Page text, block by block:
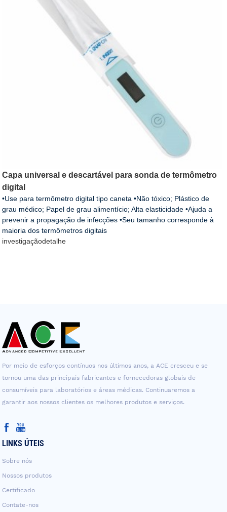
Capa universal e descartável para sonda de termômetro
digital
•Use para termômetro digital tipo caneta •Não tóxico; Plástico de
grau médico; Papel de grau alimentício; Alta elasticidade •Ajuda a
prevenir a propagação de infecções •Seu tamanho corresponde à
maioria dos termômetros digitais
investigaçãodetalhe
Por meio de esforços contínuos nos últimos anos, a ACE cresceu e se
tornou uma das principais fabricantes e fornecedoras globais de
consumíveis para laboratórios e áreas médicas. Continuaremos a
garantir aos nossos clientes os melhores produtos e serviços.
LINKS ÚTEIS
Sobre nós
Nossos produtos
Certificado
Contate-nos